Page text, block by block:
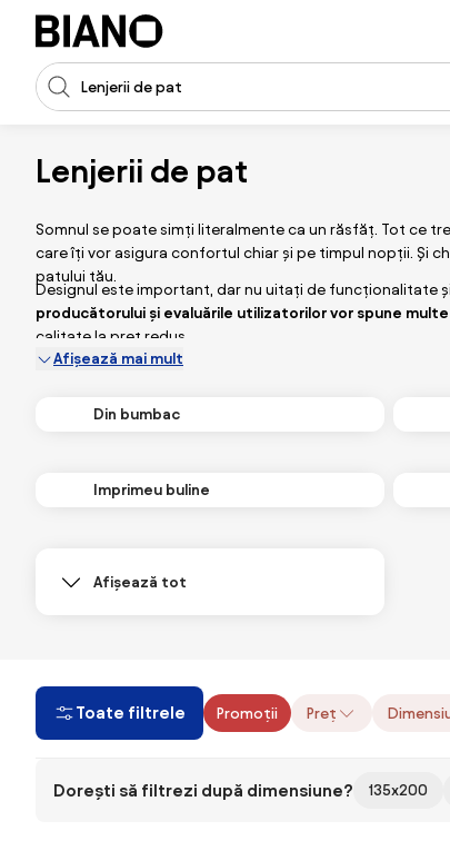
Sari peste navigare, accesează conținutul
Introducerea căutării
Lenjerii de pat
Somnul se poate simți literalmente ca un răsfăț. Tot ce
care îți vor asigura confortul chiar și pe timpul nopții. Și
patului tău.
Designul este important, dar nu uitați de funcționalitate
producătorului și evaluările utilizatorilor vor spune
calitate la preț redus.
Afișează mai mult
Din bumbac
Imprimeu buline
Afișează tot
Toate filtrele Promoții Preț
Dorești să filtrezi după dimensiune? 135x200